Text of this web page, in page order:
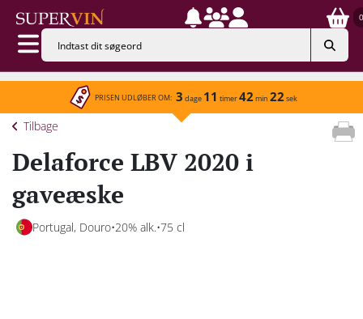
0
PRISEN UDLØBER OM: 3 dage 11 timer42 min 22 sek
Tilbage
Delaforce LBV 2020 i
gaveæske
Portugal, Douro 20% alk. 75 cl